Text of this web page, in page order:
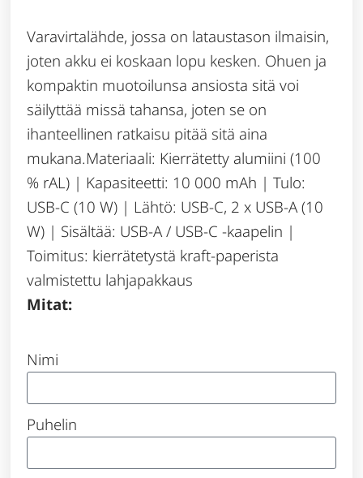
Varavirtalähde, jossa on lataustason ilmaisin,
joten akku ei koskaan lopu kesken. Ohuen ja
kompaktin muotoilunsa ansiosta sitä voi
säilyttää missä tahansa, joten se on
ihanteellinen ratkaisu pitää sitä aina
mukana.Materiaali: Kierrätetty alumiini (100
% rAL) | Kapasiteetti: 10 000 mAh | Tulo:
USB-C (10 W) | Lähtö: USB-C, 2 x USB-A (10
W) | Sisältää: USB-A / USB-C -kaapelin |
Toimitus: kierrätetystä kraft-paperista
valmistettu lahjapakkaus
Mitat:
Nimi
Puhelin